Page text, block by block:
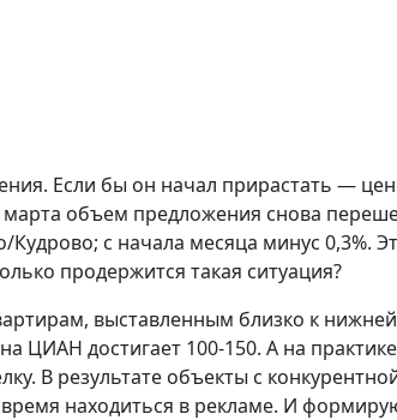
Если бы он начал прирастать —
объем предложения снова
с начала месяца минус 0,3%.
продержится такая ситуация?
выставленным близко к
ЦИАН достигает 100-150. А на
В результате объекты с
находиться в рекламе. И